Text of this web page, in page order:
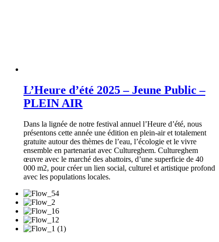
L’Heure d’été 2025 – Jeune Public –
PLEIN AIR
Dans la lignée de notre festival annuel l’Heure d’été, nous
présentons cette année une édition en plein-air et totalement
gratuite autour des thèmes de l’eau, l’écologie et le vivre
ensemble en partenariat avec Cultureghem. Cultureghem
œuvre avec le marché des abattoirs, d’une superficie de 40
000 m2, pour créer un lien social, culturel et artistique profond
avec les populations locales.